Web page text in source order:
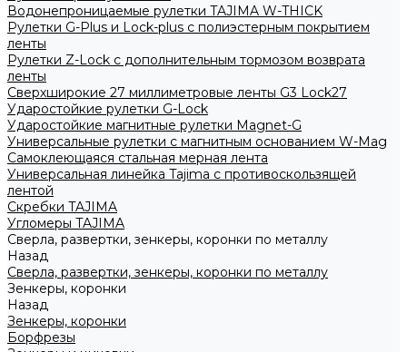
Водонепроницаемые рулетки TAJIMA W-THICK
Рулетки G-Plus и Lock-plus с полиэстерным покрытием
ленты
Рулетки Z-Lock с дополнительным тормозом возврата
ленты
Сверхширокие 27 миллиметровые ленты G3 Lock27
Ударостойкие рулетки G-Lock
Ударостойкие магнитные рулетки Magnet-G
Универсальные рулетки с магнитным основанием W-Mag
Самоклеющаяся стальная мерная лента
Универсальная линейка Tajima с противоскользящей
лентой
Скребки TAJIMA
Угломеры TAJIMA
Сверла, развертки, зенкеры, коронки по металлу
Назад
Сверла, развертки, зенкеры, коронки по металлу
Зенкеры, коронки
Назад
Зенкеры, коронки
Борфрезы